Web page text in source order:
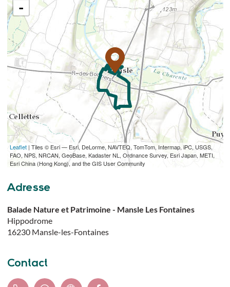
-
Leaflet| Tiles © Esri — Esri, DeLorme, NAVTEQ, TomTom, Intermap, iPC, USGS,
FAO, NPS, NRCAN, GeoBase, Kadaster NL, Ordnance Survey, Esri Japan, METI,
Esri China (Hong Kong), and the GIS User Community
TÉLÉCHARGER L'ITINÉRAIRE (GPX)
Adresse
Balade Nature et Patrimoine - Mansle Les Fontaines
Hippodrome
16230 Mansle-les-Fontaines
Contact